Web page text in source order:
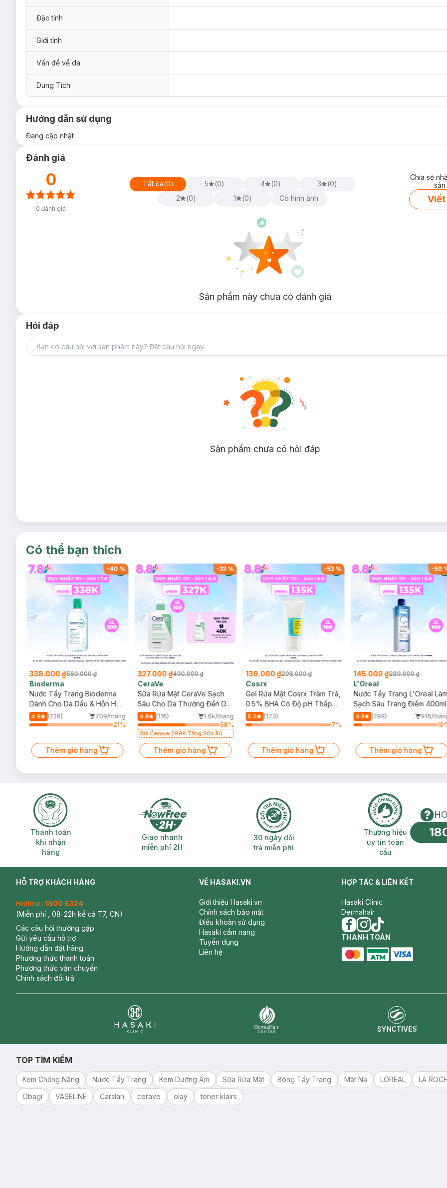
Đặc tính
Giới tính
Vấn đề về da
Dung Tích
Hướng dẫn sử dụng
Đang cập nhật
Đánh giá
0
0 đánh giá
Tất cả(0) 5 (0) 4 (0) 3 (0)
2
(0) 1 (0) Có hình ảnh
Chia sẻ
Viết
Sản phẩm này chưa có đánh giá
Hỏi đáp
Sản phẩm chưa có hỏi đáp
Có thể bạn thích
-40 %
338.000 ₫560.000 ₫
Bioderma
Nước Tẩy Trang Bioderma
Dành Cho Da Dầu & Hỗn Hợp
500ml
4.9 (228)
709/tháng
21%
Thêm giỏ hàng
-33%
327.000 ₫490.000 ₫
CeraVe
Sữa Rửa Mặt CeraVe Sạch
Sâu Cho Da Thường Đến Da
Dầu 473ml
4.9 (116)
1.6k/tháng
58%
Bill Cerave 299K Tặng Sữa Rửa
Thêm giỏ hàng
-53%
139.000 ₫298.000 ₫
Cosrx
Gel Rửa Mặt Cosrx Tràm Trà,
0.5% BHA Có Độ pH Thấp
150ml
5.0
(173)
7%
Thêm giỏ hàng
-50
145.000 ₫289.000 ₫
L'Oreal
Nước Tẩy Trang L'Oreal Làm
Sạch Sâu Trang Điểm 400ml
4.8 (298)
916/
10
Thêm giỏ hàng
Thanh toán khi nhận hàng
Thanh toán
khi nhận
hàng
Giao nhanh miễn phí 2H
Giao nhanh
miễn phí 2H
30 ngày đổi trả miễn phí
30 ngày đổi
trả miễn phí
Thương hiệu uy
Thương hiệu
uy tín toàn
cầu
HỖ TRỢ KHÁCH HÀNG
Hotline: 1800 6324
(Miễn phí , 08-22h kể cả T7, CN)
Các câu hỏi thường gặp
Gửi yêu cầu hỗ trợ
Hướng dẫn đặt hàng
Phương thức thanh toán
Phương thức vận chuyển
Chính sách đổi trả
VỀ HASAKI.VN
Giới thiệu Hasaki.vn
Chính sách bảo mật
Điều khoản sử dụng
Hasaki cẩm nang
Tuyển dụng
Liên hệ
HỢP TÁC & LIÊN KẾT
Hasaki Clinic
Dermahair
facebook
instagram
tiktok
THANH TOÁN
TOP TÌM KIẾM
Kem Chống Nắng Nước Tẩy Trang Kem Dưỡng Ẩm Sữa Rửa Mặt Bông Tẩy Trang Mặt Nạ LOREAL LA
Obagi
VASELINE Carslan cerave olay toner klairs